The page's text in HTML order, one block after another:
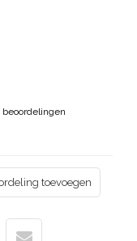
beoordelingen
toevoegen